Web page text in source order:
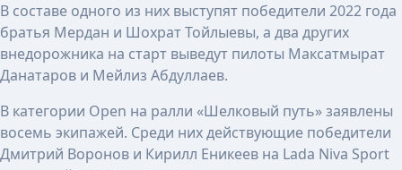
В составе одного из них выступят победители 2022 года
братья Мердан и Шохрат Тойлыевы, а два других
внедорожника на старт выведут пилоты Максатмырат
Данатаров и Мейлиз Абдуллаев.
В категории Open на ралли «Шелковый путь» заявлены
восемь экипажей. Среди них действующие победители
Дмитрий Воронов и Кирилл Еникеев на Lada Niva Sport